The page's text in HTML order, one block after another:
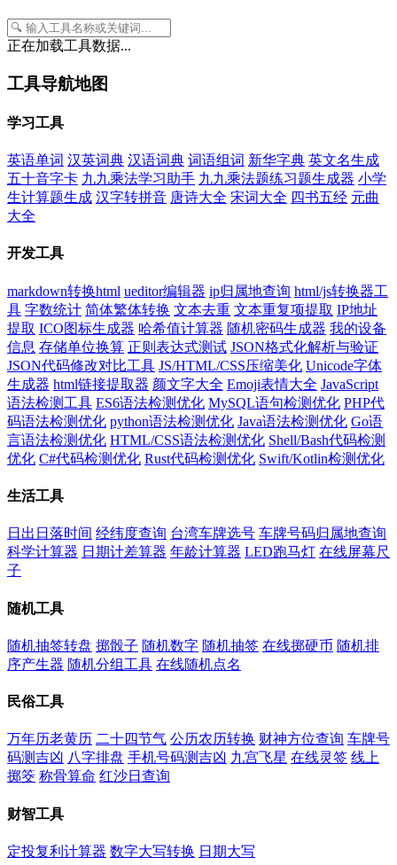
正在加载工具数据...
工具导航地图
学习工具
英语单词 汉英词典 汉语词典 词语组词 新华字典 英文名生成
五十音字卡 九九乘法学习助手 九九乘法题练习题生成器 小学
生计算题生成 汉字转拼音 唐诗大全 宋词大全 四书五经 元曲
大全
开发工具
markdown转换html ueditor编辑器 ip归属地查询 html/js转换器工
具 字数统计 简体繁体转换 文本去重 文本重复项提取 IP地址
提取 ICO图标生成器 哈希值计算器 随机密码生成器 我的设备
信息 存储单位换算 正则表达式测试 JSON格式化解析与验证
JSON代码修改对比工具 JS/HTML/CSS压缩美化 Unicode字体
生成器 html链接提取器 颜文字大全 Emoji表情大全 JavaScript
语法检测工具 ES6语法检测优化 MySQL语句检测优化 PHP代
码语法检测优化 python语法检测优化 Java语法检测优化 Go语
言语法检测优化 HTML/CSS语法检测优化 Shell/Bash代码检测
优化 C#代码检测优化 Rust代码检测优化 Swift/Kotlin检测优化
生活工具
日出日落时间 经纬度查询 台湾车牌选号 车牌号码归属地查询
科学计算器 日期计差算器 年龄计算器 LED跑马灯 在线屏幕尺
子
随机工具
随机抽签转盘 掷骰子 随机数字 随机抽签 在线掷硬币 随机排
序产生器 随机分组工具 在线随机点名
民俗工具
万年历老黄历 二十四节气 公历农历转换 财神方位查询 车牌号
码测吉凶 八字排盘 手机号码测吉凶 九宫飞星 在线灵签 线上
掷筊 称骨算命 红沙日查询
财智工具
定投复利计算器 数字大写转换 日期大写